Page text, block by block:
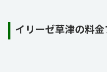
イリーゼ草津の料